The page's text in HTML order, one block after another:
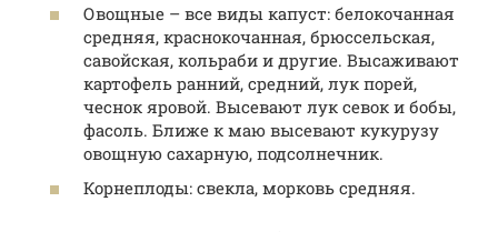
Овощные – все виды капуст: белокочанная
средняя, краснокочанная, брюссельская,
савойская, кольраби и другие. Высаживают
картофель ранний, средний, лук порей,
чеснок яровой. Высевают лук севок и бобы,
фасоль. Ближе к маю высевают кукурузу
овощную сахарную, подсолнечник.
Корнеплоды: свекла, морковь средняя.